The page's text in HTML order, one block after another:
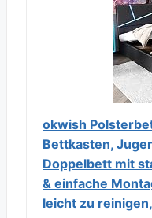
okwish
Bettkasten,
Doppelbett mit
& einfache
leicht zu